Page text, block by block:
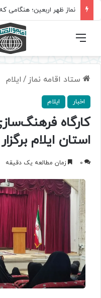
فهرست
ستاد اقامه نماز / ایلام
اخبار ایلام
کارگاه
استان ایلام
0 زمان مطالعه یک دقیقه